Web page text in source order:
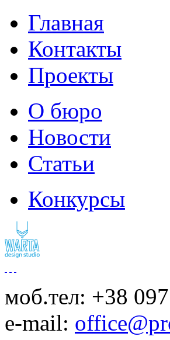
Главная
Контакты
Проекты
О бюро
Новости
Статьи
Конкурсы
моб.тел: +38
e-mail: